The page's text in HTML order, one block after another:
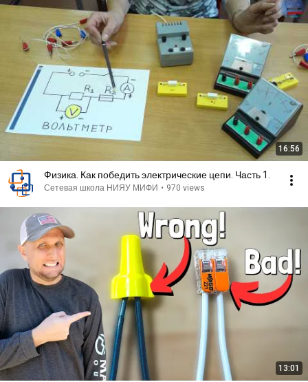
16:56
Физика. Как победить электрические цепи. Часть 1.
Сетевая школа НИЯУ МИФИ • 970 views
13:01